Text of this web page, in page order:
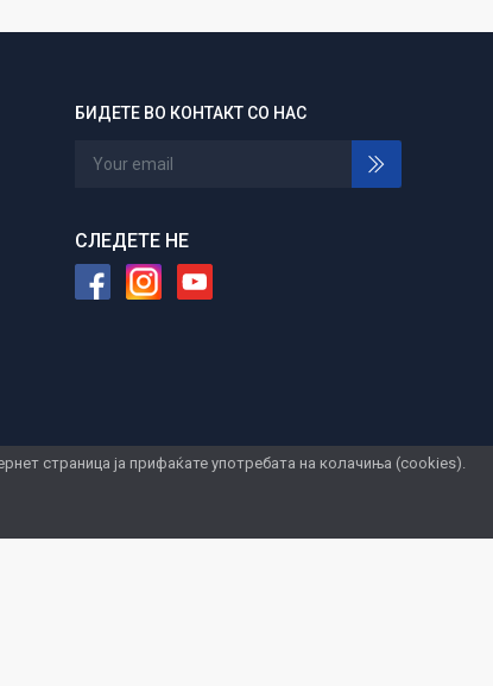
БИДЕТЕ ВО КОНТАКТ СО НАС
СЛЕДЕТЕ НЕ
страница ја прифаќате употребата на колачиња (cookies).